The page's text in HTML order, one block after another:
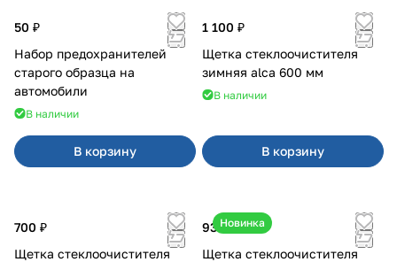
50 ₽
Набор предохранителей
старого образца на
автомобили
В наличии
В корзину
1 100 ₽
Щетка стеклоочистителя
зимняя alca 600 мм
В наличии
В корзину
700 ₽
Щетка стеклоочистителя
Новинка
930 ₽
Щетка стеклоочистителя